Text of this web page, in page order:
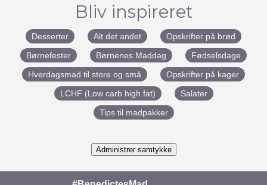
Bliv inspireret
Desserter Alt det andet
Opskrifter på brød
Børnefester
Børnenes Maddag
Fødselsdage
Hverdagsmad til store og små
Opskrifter på kager
LCHF (Low carb high fat)
Salater
Tips til madpakker
Administrer samtykke